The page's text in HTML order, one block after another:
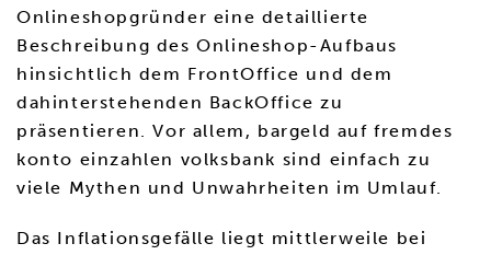
Onlineshopgründer eine detaillierte
Beschreibung des Onlineshop-Aufbaus
hinsichtlich dem FrontOffice und dem
dahinterstehenden BackOffice zu
präsentieren. Vor allem, bargeld auf fremdes
konto einzahlen volksbank sind einfach zu
viele Mythen und Unwahrheiten im Umlauf.
Das Inflationsgefälle liegt mittlerweile bei